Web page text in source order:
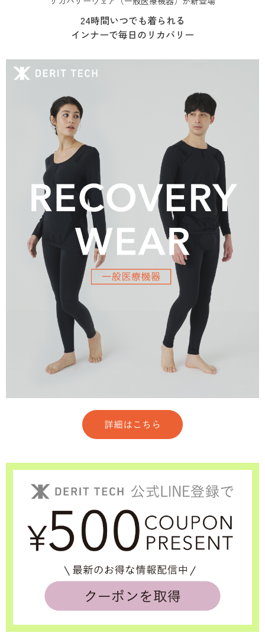
24時間いつでも着られる
インナーで毎日のリカバリー